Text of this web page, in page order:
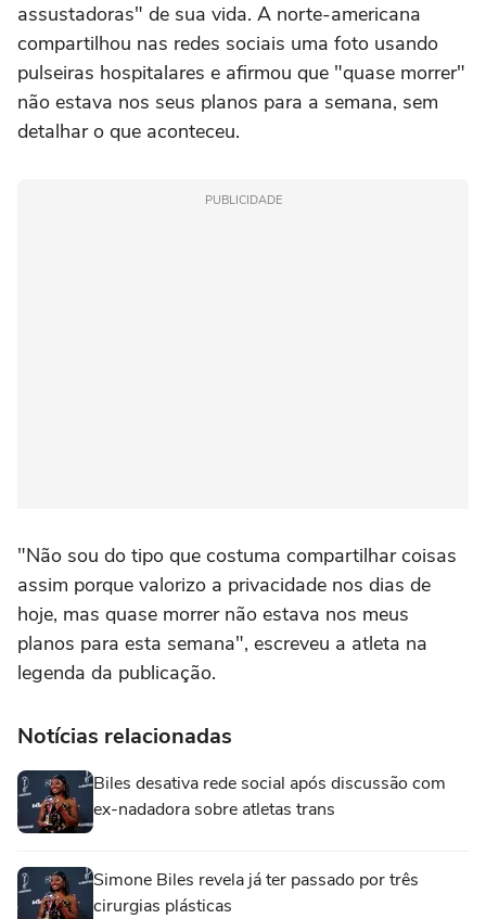
assustadoras" de sua vida. A norte-americana
compartilhou nas redes sociais uma foto usando
pulseiras hospitalares e afirmou que "quase morrer"
não estava nos seus planos para a semana, sem
detalhar o que aconteceu.
PUBLICIDADE
"Não sou do tipo que costuma compartilhar coisas
assim porque valorizo a privacidade nos dias de
hoje, mas quase morrer não estava nos meus
planos para esta semana", escreveu a atleta na
legenda da publicação.
Notícias relacionadas
Biles desativa rede social após discussão com
ex-nadadora sobre atletas trans
Simone Biles revela já ter passado por três
cirurgias plásticas